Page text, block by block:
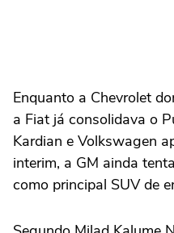
Enquanto a Chevrolet
a Fiat já consolidava o
Kardian e Volkswagen
interim, a GM ainda
como principal SUV de